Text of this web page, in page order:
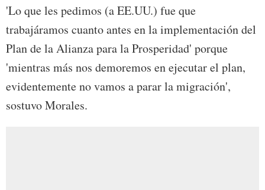
'Lo que les pedimos (a EE.UU.) fue que
trabajáramos cuanto antes en la implementación del
Plan de la Alianza para la Prosperidad' porque
'mientras más nos demoremos en ejecutar el plan,
evidentemente no vamos a parar la migración',
sostuvo Morales.